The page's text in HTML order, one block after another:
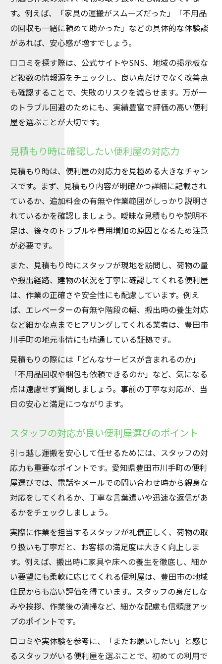
す。例えば、「家具の運搬がスムーズだった」「不用品
の回収も一緒に頼めて助かった」などの具体的な体験談
があれば、安心感が増すでしょう。
口コミを探す際は、公式サイトやSNS、地域の掲示板な
ど複数の情報源をチェックし、良い点だけでなく改善点
も確認することで、失敗のリスクを減らせます。万が一
のトラブル回避のためにも、実績豊富で評価の高い便利
屋を選ぶことが大切です。
見積もり時に確認したい便利屋の対応力
見積もり時は、便利屋の対応力を見極める大きなチャン
スです。まず、見積もり内容が明確かつ詳細に記載され
ているか、追加料金の有無や作業範囲がしっかり説明さ
れているかを確認しましょう。曖昧な見積もりや説明不
足は、後々のトラブルや費用増加の原因となるため注意
が必要です。
また、見積もり時にスタッフが現地を訪問し、荷物の量
や搬出経路、建物の状況を丁寧に確認してくれる便利屋
は、作業の正確さや安全性にも配慮しています。例え
ば、エレベーターの有無や階段の幅、搬出時の養生対応
など細かな点までヒアリングしてくれる業者は、豊田市
川手町の地元事情にも精通している証拠です。
見積もりの際には「どんなサービスが含まれるのか」
「不用品回収や梱包も依頼できるのか」など、気になる
点は遠慮せず質問しましょう。事前の丁寧な対応が、当
日の安心と満足につながります。
スタッフの対応が良い便利屋選びのポイント
引っ越し運搬を安心して任せるためには、スタッフの対
応力も重要なポイントです。愛知県豊田市川手町の便利
屋選びでは、電話やメールでの問い合わせ時から親身な
対応をしてくれるか、丁寧な言葉遣いや迅速な返信があ
るかをチェックしましょう。
実際に作業を担当するスタッフが礼儀正しく、荷物の取
り扱いも丁寧だと、お客様の満足度は大きく向上しま
す。例えば、搬出時に家具や床への養生を徹底し、細か
い要望にも柔軟に応じてくれる便利屋は、豊田市の地域
住民からも高い評価を得ています。スタッフの身だしな
みや挨拶、作業後の清掃など、細かな配慮も信頼度アッ
プのポイントです。
口コミや実体験を参考に、「またお願いしたい」と感じ
るスタッフがいる便利屋を選ぶことで、初めての利用で